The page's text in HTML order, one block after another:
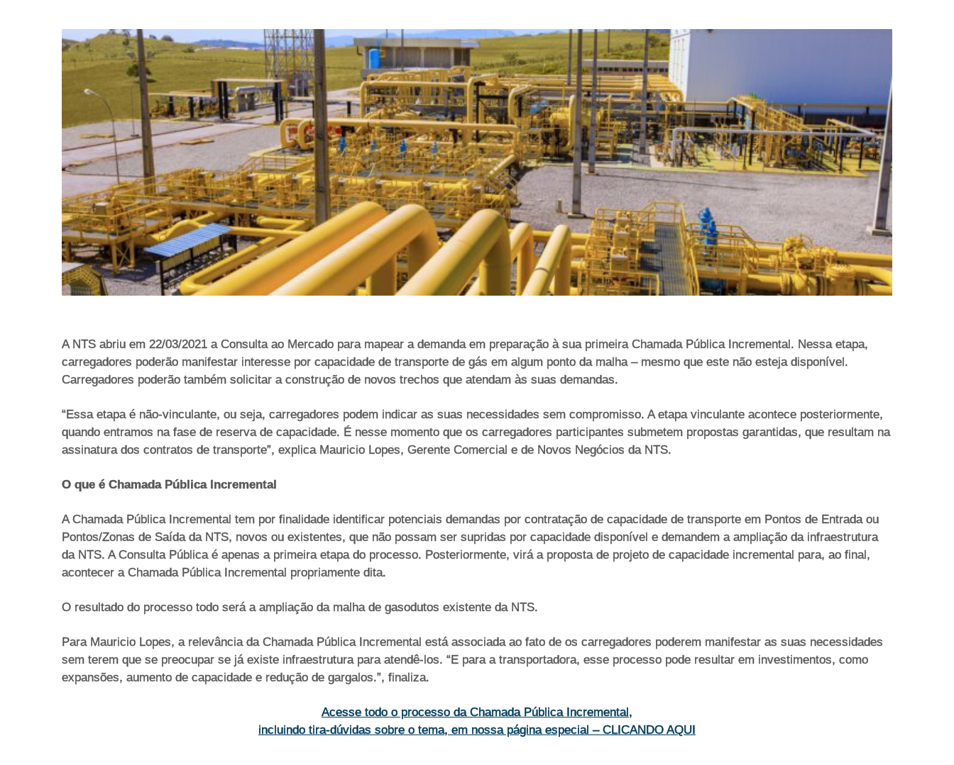
A NTS abriu em 22/03/2021 a Consulta ao Mercado para mapear a demanda em preparação à sua primeira Chamada Pública Incremental. Nessa etapa,
carregadores poderão manifestar interesse por capacidade de transporte de gás em algum ponto da malha – mesmo que este não esteja disponível.
Carregadores poderão também solicitar a construção de novos trechos que atendam às suas demandas.
“Essa etapa é não-vinculante, ou seja, carregadores podem indicar as suas necessidades sem compromisso. A etapa vinculante acontece posteriormente,
quando entramos na fase de reserva de capacidade. É nesse momento que os carregadores participantes submetem propostas garantidas, que resultam na
assinatura dos contratos de transporte”, explica Mauricio Lopes, Gerente Comercial e de Novos Negócios da NTS.
O que é Chamada Pública Incremental
A Chamada Pública Incremental tem por finalidade identificar potenciais demandas por contratação de capacidade de transporte em Pontos de Entrada ou
Pontos/Zonas de Saída da NTS, novos ou existentes, que não possam ser supridas por capacidade disponível e demandem a ampliação da infraestrutura
da NTS. A Consulta Pública é apenas a primeira etapa do processo. Posteriormente, virá a proposta de projeto de capacidade incremental para, ao final,
acontecer a Chamada Pública Incremental propriamente dita.
O resultado do processo todo será a ampliação da malha de gasodutos existente da NTS.
Para Mauricio Lopes, a relevância da Chamada Pública Incremental está associada ao fato de os carregadores poderem manifestar as suas necessidades
sem terem que se preocupar se já existe infraestrutura para atendê-los. “E para a transportadora, esse processo pode resultar em investimentos, como
expansões, aumento de capacidade e redução de gargalos.”, finaliza.
Acesse todo o processo da Chamada Pública Incremental,
incluindo tira-dúvidas sobre o tema, em nossa página especial – CLICANDO AQUI